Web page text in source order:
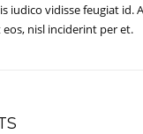
iudico vidisse feugiat
nisl inciderint per et.